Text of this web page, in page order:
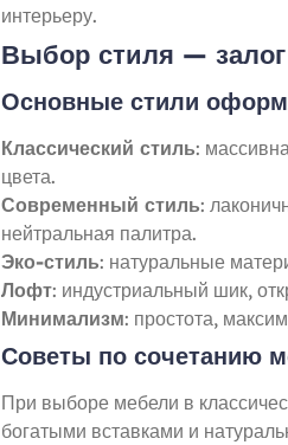
интерьеру.
Выбор стиля —
Основные стили
Классический стиль:
цвета.
Современный стиль:
нейтральная палитра.
Эко-стиль: натуральные
Лофт: индустриальный шик,
Минимализм: простота,
Советы по сочетанию
При выборе мебели в
богатыми вставками и